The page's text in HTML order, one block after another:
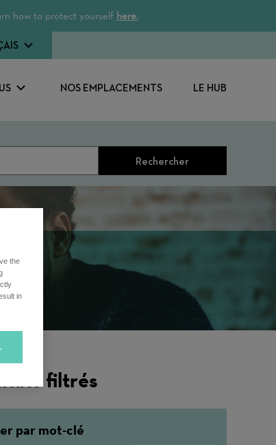
how to protect yourself here.
NOS EMPLACEMENTS LE HUB
Rechercher
filtrés
par mot-clé
the
in